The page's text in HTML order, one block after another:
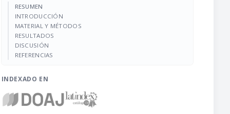
RESUMEN
INTRODUCCIÓN
MATERIAL Y MÉTODOS
RESULTADOS
DISCUSIÓN
REFERENCIAS
INDEXADO EN